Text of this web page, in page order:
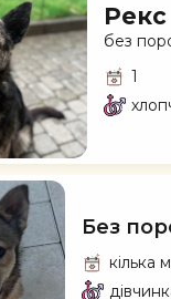
Рекс
без
1
Без
кілька